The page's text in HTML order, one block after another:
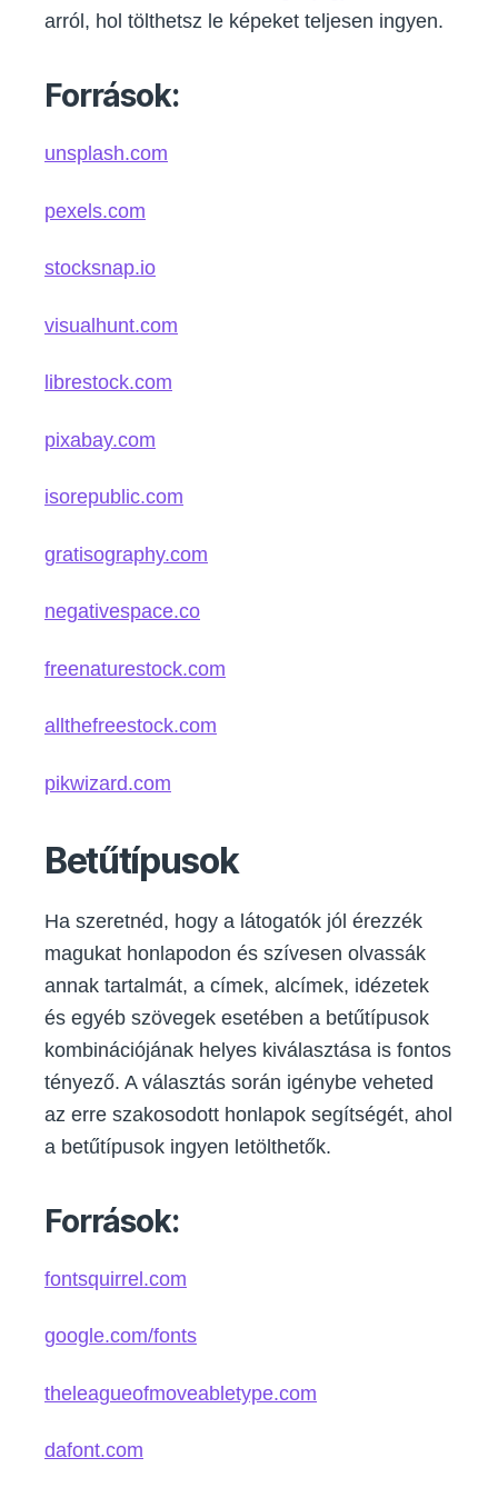
arról, hol tölthetsz le képeket teljesen ingyen.
Források:
unsplash.com
pexels.com
stocksnap.io
visualhunt.com
librestock.com
pixabay.com
isorepublic.com
gratisography.com
negativespace.co
freenaturestock.com
allthefreestock.com
pikwizard.com
Betűtípusok
Ha szeretnéd, hogy a látogatók jól érezzék
magukat honlapodon és szívesen olvassák
annak tartalmát, a címek, alcímek, idézetek
és egyéb szövegek esetében a betűtípusok
kombinációjának helyes kiválasztása is fontos
tényező. A választás során igénybe veheted
az erre szakosodott honlapok segítségét, ahol
a betűtípusok ingyen letölthetők.
Források:
fontsquirrel.com
google.com/fonts
theleagueofmoveabletype.com
dafont.com